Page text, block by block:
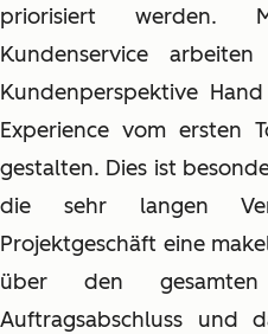
priorisiert werden.
Kundenservice
Kundenperspektive
Experience vom ersten
gestalten. Dies ist
die sehr langen
Projektgeschäft eine
über den
Auftragsabschluss und